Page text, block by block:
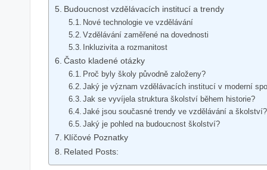
Budoucnost vzdělávacích institucí a trendy
Nové technologie ve vzdělávání
Vzdělávání zaměřené na dovednosti
Inkluzivita a rozmanitost
Často kladené otázky
Proč byly školy původně založeny?
Jaký je význam vzdělávacích institucí v moderní
Jak se vyvíjela struktura školství během historie?
Jaké jsou současné trendy ve vzdělávání a školství?
Jaký je pohled na budoucnost školství?
Klíčové Poznatky
Related Posts: